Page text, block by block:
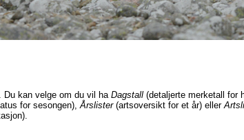
Du kan velge om du vil ha Dagstall (detaljerte merketall for
for sesongen),Årslister(artsoversikt for et år) eller